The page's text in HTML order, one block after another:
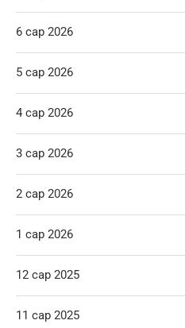
6 сар 2026
5 сар 2026
4 сар 2026
3 сар 2026
2 сар 2026
1 сар 2026
12 сар 2025
11 сар 2025